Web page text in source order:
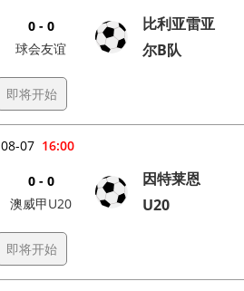
0 - 0
球会友谊
比利亚雷亚
尔B队
即将开始
16:00
08-07
0 - 0
澳威甲U20
因特莱恩
U20
即将开始